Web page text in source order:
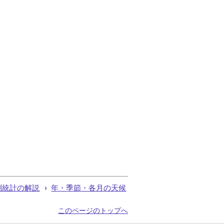
計の解説 年・季節・各月の天候
このページのトップへ